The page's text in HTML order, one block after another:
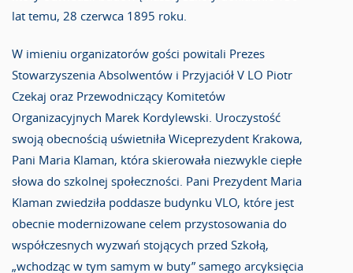
lat temu, 28 czerwca 1895 roku.
W imieniu organizatorów gości powitali Prezes
Stowarzyszenia Absolwentów i Przyjaciół V LO Piotr
Czekaj oraz Przewodniczący Komitetów
Organizacyjnych Marek Kordylewski. Uroczystość
swoją obecnością uświetniła Wiceprezydent Krakowa,
Pani Maria Klaman, która skierowała niezwykle ciepłe
słowa do szkolnej społeczności. Pani Prezydent Maria
Klaman zwiedziła poddasze budynku VLO, które jest
obecnie modernizowane celem przystosowania do
współczesnych wyzwań stojących przed Szkołą,
„wchodząc w tym samym w buty” samego arcyksięcia